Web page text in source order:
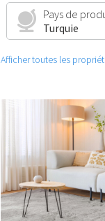
Pays de
Turquie
Afficher toutes les